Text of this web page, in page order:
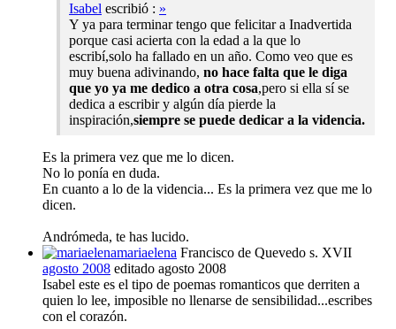
Isabel escribió : »
Y ya para terminar tengo que felicitar a Inadvertida
porque casi acierta con la edad a la que lo
escribí,solo ha fallado en un año. Como veo que es
muy buena adivinando, no hace falta que le diga
que yo ya me dedico a otra cosa,pero si ella sí se
dedica a escribir y algún día pierde la
inspiración,siempre se puede dedicar a la videncia.
Es la primera vez que me lo dicen.
No lo ponía en duda.
En cuanto a lo de la videncia... Es la primera vez que me lo
dicen.
Andrómeda, te has lucido.
mariaelena Francisco de Quevedo s. XVII
agosto 2008 editado agosto 2008
Isabel este es el tipo de poemas romanticos que derriten a
quien lo lee, imposible no llenarse de sensibilidad...escribes
con el corazón.